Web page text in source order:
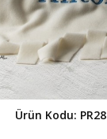
Ürün Kodu: PR28